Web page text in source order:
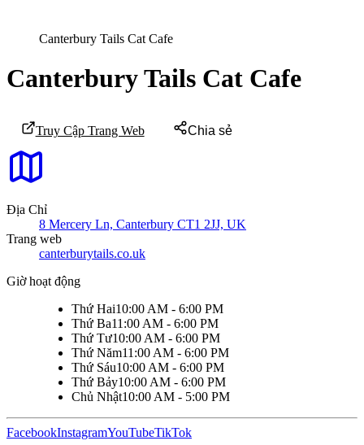
Canterbury Tails Cat Cafe
Canterbury Tails Cat Cafe
Truy Cập Trang Web Chia sẻ
Địa Chỉ
8 Mercery Ln, Canterbury CT1 2JJ, UK
Trang web
canterburytails.co.uk
Giờ hoạt động
Thứ Hai10:00 AM - 6:00 PM
Thứ Ba11:00 AM - 6:00 PM
Thứ Tư10:00 AM - 6:00 PM
Thứ Năm11:00 AM - 6:00 PM
Thứ Sáu10:00 AM - 6:00 PM
Thứ Bảy10:00 AM - 6:00 PM
Chủ Nhật10:00 AM - 5:00 PM
FacebookInstagramYouTubeTikTok